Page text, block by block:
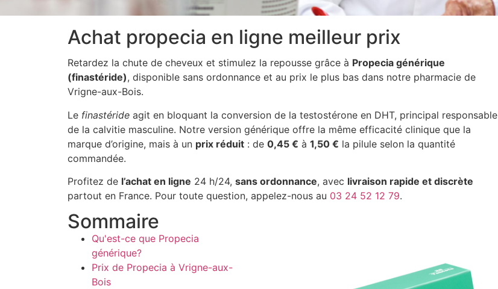
Achat propecia en ligne meilleur prix
Retardez la chute de cheveux et stimulez la repousse grâce à Propecia générique
(finastéride), disponible sans ordonnance et au prix le plus bas dans notre pharmacie de
Vrigne-aux-Bois.
Le finastéride agit en bloquant la conversion de la testostérone en DHT, principal responsable
de la calvitie masculine. Notre version générique offre la même efficacité clinique que la
marque d’origine, mais à un prix réduit : de 0,45 € à 1,50 € la pilule selon la quantité
commandée.
Profitez de l’achat en ligne 24 h/24, sans ordonnance, avec livraison rapide et discrète
partout en France. Pour toute question, appelez-nous au 03 24 52 12 79.
Sommaire
Qu'est-ce que Propecia
générique?
Prix de Propecia à Vrigne-aux-
Bois